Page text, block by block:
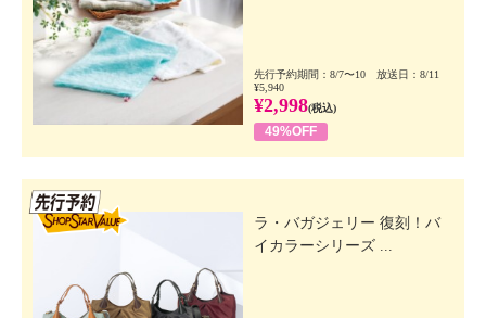
先行予約期間：8/7〜10 放送日：8/11
¥5,940
¥2,998(税込)
49%OFF
ラ・バガジェリー 復刻！バ
イカラーシリーズ ...